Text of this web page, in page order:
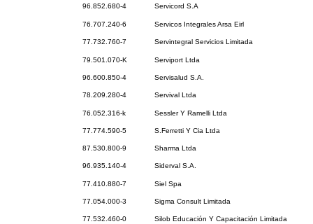
96.852.680-4 Servicord S.A
76.707.240-6 Servicos Integrales Arsa Eirl
77.732.760-7 Servintegral Servicios Limitada
79.501.070-K Serviport Ltda
96.600.850-4 Servisalud S.A.
78.209.280-4 Servival Ltda
76.052.316-k Sessler Y Ramelli Ltda
77.774.590-5 S.Ferretti Y Cia Ltda
87.530.800-9 Sharma Ltda
96.935.140-4 Siderval S.A.
77.410.880-7 Siel Spa
77.054.000-3 Sigma Consult Limitada
77.532.460-0 Silob Educación Y Capacitación Limitada